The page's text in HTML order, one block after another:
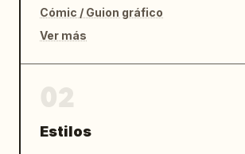
Cómic / Guion gráfico
Ver más
Estilos